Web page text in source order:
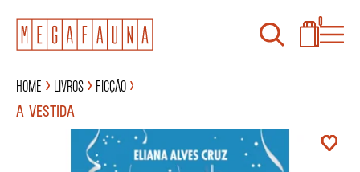
0
Home Livros
Ficção
A VESTIDA